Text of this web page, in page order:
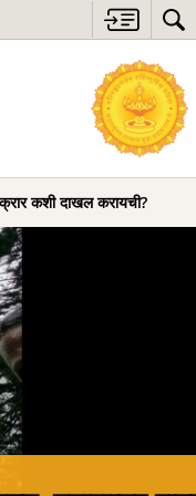
कशी दाखल करायची?